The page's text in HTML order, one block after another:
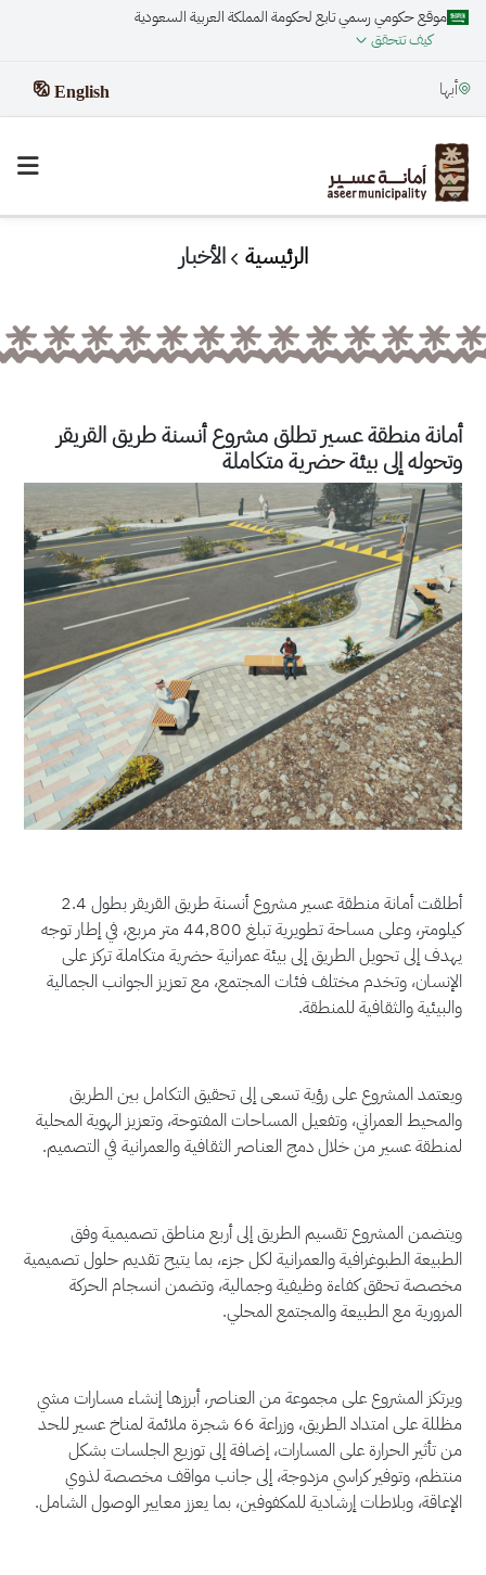
موقع حكومي رسمي تابع لحكومة المملكة العربية السعودية
كيف تتحقق
أبها English
الرئيسية الأخبار
أمانة منطقة عسير تطلق مشروع أنسنة طريق القريقر
وتحوله إلى بيئة حضرية متكاملة
أطلقت أمانة منطقة عسير مشروع أنسنة طريق القريقر بطول 2.4
كيلومتر، وعلى مساحة تطويرية تبلغ 44,800 متر مربع، في إطار توجه
يهدف إلى تحويل الطريق إلى بيئة عمرانية حضرية متكاملة تركز على
الإنسان، وتخدم مختلف فئات المجتمع، مع تعزيز الجوانب الجمالية
والبيئية والثقافية للمنطقة.
ويعتمد المشروع على رؤية تسعى إلى تحقيق التكامل بين الطريق
والمحيط العمراني، وتفعيل المساحات المفتوحة، وتعزيز الهوية المحلية
لمنطقة عسير من خلال دمج العناصر الثقافية والعمرانية في التصميم.
ويتضمن المشروع تقسيم الطريق إلى أربع مناطق تصميمية وفق
الطبيعة الطبوغرافية والعمرانية لكل جزء، بما يتيح تقديم حلول تصميمية
مخصصة تحقق كفاءة وظيفية وجمالية، وتضمن انسجام الحركة
المرورية مع الطبيعة والمجتمع المحلي.
ويرتكز المشروع على مجموعة من العناصر، أبرزها إنشاء مسارات مشي
مظللة على امتداد الطريق، وزراعة 66 شجرة ملائمة لمناخ عسير للحد
من تأثير الحرارة على المسارات، إضافة إلى توزيع الجلسات بشكل
منتظم، وتوفير كراسي مزدوجة، إلى جانب مواقف مخصصة لذوي
الإعاقة، وبلاطات إرشادية للمكفوفين، بما يعزز معايير الوصول الشامل.